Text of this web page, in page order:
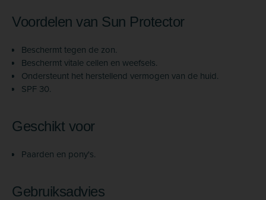
Voordelen van Sun Protector
Beschermt tegen de zon.
Beschermt vitale cellen en weefsels.
Ondersteunt het herstellend vermogen van de huid.
SPF 30.
Geschikt voor
Paarden en pony's.
Gebruiksadvies